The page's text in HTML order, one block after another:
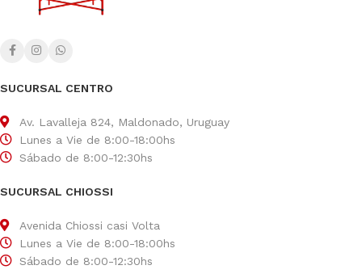
SUCURSAL CENTRO
Av. Lavalleja 824, Maldonado, Uruguay
Lunes a Vie de 8:00-18:00hs
Sábado de 8:00-12:30hs
SUCURSAL CHIOSSI
Avenida Chiossi casi Volta
Lunes a Vie de 8:00-18:00hs
Sábado de 8:00-12:30hs